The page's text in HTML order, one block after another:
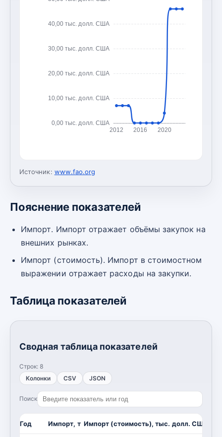
0,00 тыс. долл. США
10,00 тыс. долл. США
20,00 тыс. долл. США
30,00 тыс. долл. США
40,00 тыс. долл. США
2012 2016 2020
Источник: www.fao.org
Пояснение показателей
Импорт. Импорт отражает объёмы закупок на
внешних рынках.
Импорт (стоимость). Импорт в стоимостном
выражении отражает расходы на закупки.
Таблица показателей
Сводная таблица показателей
Строк: 8
Колонки
CSV JSON
Поиск
Год Импорт, т Импорт (стоимость), тыс. долл. США